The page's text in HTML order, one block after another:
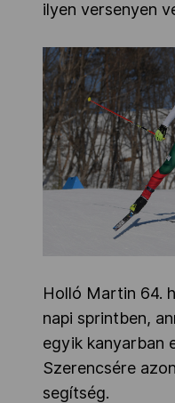
ilyen versenyen
Holló Martin 64.
napi sprintben,
egyik kanyarban
Szerencsére
segítség.